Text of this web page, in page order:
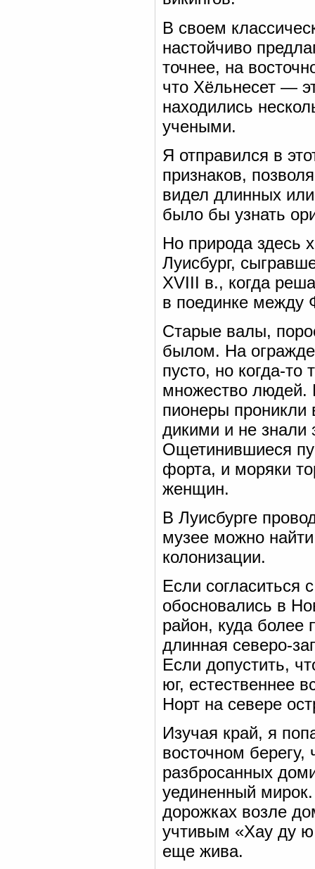
В своем
настойчиво
точнее, на
что Хёльнесет —
находились
учеными.
Я отправился в
признаков,
видел длинных
было бы узнать
Но природа здесь
Луисбург,
XVIII в., когда
в поединке между
Старые валы,
былом. На
пусто, но когда-
множество людей.
пионеры проникли
дикими и не знали
Ощетинившиеся
форта, и моряки
женщин.
В Луисбурге
музее можно
колонизации.
Если
обосновались в
район, куда
длинная северо-
Если допустить,
юг, естественнее
Норт на севере
Изучая край, я
восточном
разбросанных
уединенный
дорожках возле
учтивым «Хау ду ю
еще жива.